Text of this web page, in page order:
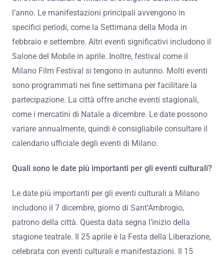
l’anno. Le manifestazioni principali avvengono in
specifici periodi, come la Settimana della Moda in
febbraio e settembre. Altri eventi significativi includono il
Salone del Mobile in aprile. Inoltre, festival come il
Milano Film Festival si tengono in autunno. Molti eventi
sono programmati nei fine settimana per facilitare la
partecipazione. La città offre anche eventi stagionali,
come i mercatini di Natale a dicembre. Le date possono
variare annualmente, quindi è consigliabile consultare il
calendario ufficiale degli eventi di Milano.
Quali sono le date più importanti per gli eventi culturali?
Le date più importanti per gli eventi culturali a Milano
includono il 7 dicembre, giorno di Sant’Ambrogio,
patrono della città. Questa data segna l’inizio della
stagione teatrale. Il 25 aprile è la Festa della Liberazione,
celebrata con eventi culturali e manifestazioni. Il 15